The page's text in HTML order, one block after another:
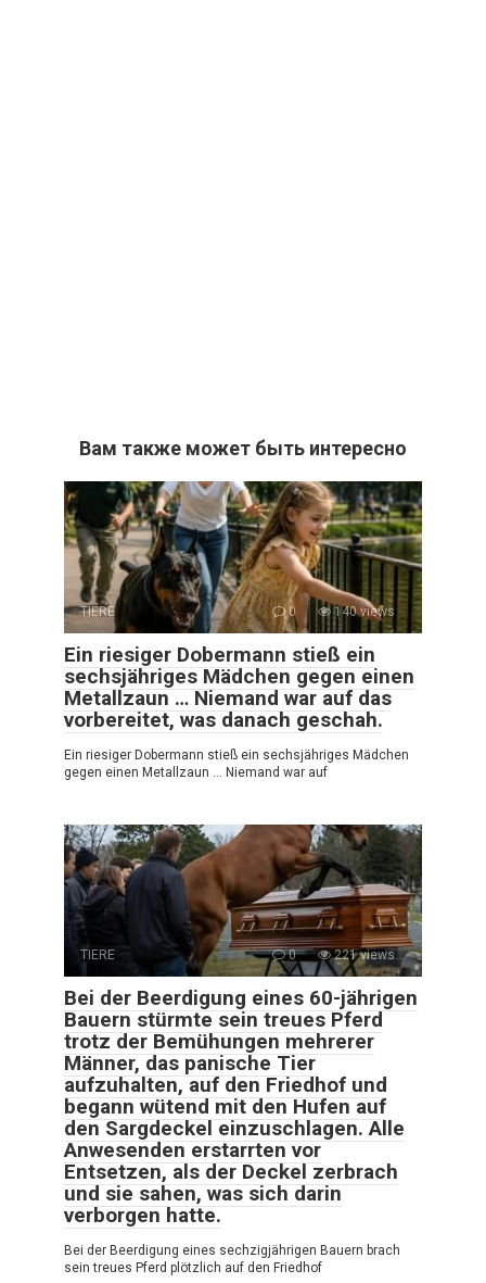
Вам также может быть интересно
TIERE 0 140 views
Ein riesiger Dobermann stieß ein
sechsjähriges Mädchen gegen einen
Metallzaun … Niemand war auf das
vorbereitet, was danach geschah.
Ein riesiger Dobermann stieß ein sechsjähriges Mädchen
gegen einen Metallzaun … Niemand war auf
TIERE 0 221 views
Bei der Beerdigung eines 60-jährigen
Bauern stürmte sein treues Pferd
trotz der Bemühungen mehrerer
Männer, das panische Tier
aufzuhalten, auf den Friedhof und
begann wütend mit den Hufen auf
den Sargdeckel einzuschlagen. Alle
Anwesenden erstarrten vor
Entsetzen, als der Deckel zerbrach
und sie sahen, was sich darin
verborgen hatte.
Bei der Beerdigung eines sechzigjährigen Bauern brach
sein treues Pferd plötzlich auf den Friedhof